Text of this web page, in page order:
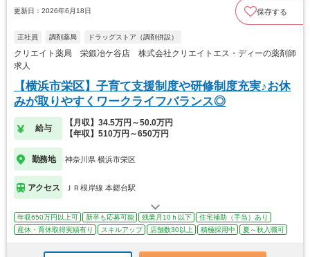
更新日：2026年6月18日 保存する
正社員 調剤薬局 ドラッグストア（調剤併設）
クリエイト薬局 栄鍛冶ケ谷店 株式会社クリエイトエス・ディーの薬剤師
求人
【横浜市栄区】子育て支援制度や研修制度充実♪お休
みが取りやすくワークライフバランス◎
給与
【月収】34.5万円～50.0万円
【年収】510万円～650万円
勤務地 神奈川県 横浜市栄区
アクセス ＪＲ根岸線 本郷台駅
年収650万円以上可 新卒も応募可能 残業月10ｈ以下
住宅補助（手当）あり
産休・育休取得実績有り
スキルアップ 店舗数30以上 積極採用中 夏～秋入職可